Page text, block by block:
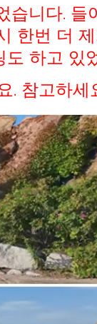
습니다. 들
한번 더
하고 있
. 참고하세